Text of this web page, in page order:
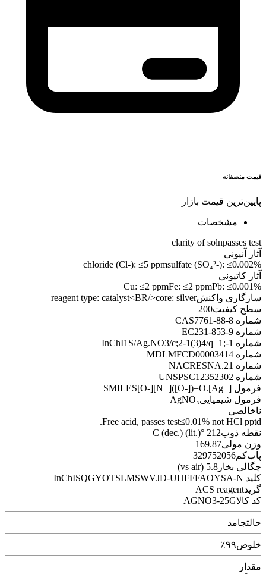
قیمت منصفانه
پایین‌ترین قیمت بازار
مشخصات
clarity of solnpasses test
آثار آنیونی
chloride (Cl-): ≤5 ppmsulfate (SO₄²-): ≤0.002%
آثار کاتیونی
Cu: ≤2 ppmFe: ≤2 ppmPb: ≤0.001%
سازگاری واکنشreagent type: catalyst<BR/>core: silver
سطح کیفیت200
شماره CAS 7761-88-8
شماره EC 231-853-9
شماره InChI 1S/Ag.NO3/c;2-1(3)4/q+1;-1
شماره MDL MFCD00003414
شماره NACRES NA.21
شماره UNSPSC 12352302
فرمول SMILES [O-][N+]([O-])=O.[Ag+]
فرمول شیمیاییAgNO₃
ناخالصی
Free acid, passes test≤0.01% not HCl pptd.
نقطه ذوب212 °C (dec.) (lit.)
وزن مولی169.87
پاب‌کم329752056
چگالی بخار 5.8 (vs air)
کلید InChI SQGYOTSLMSWVJD-UHFFFAOYSA-N
گریدACS reagent
کد کالاAGNO3-25G
حالتجامد
خلوص۹۹٪
مقدار